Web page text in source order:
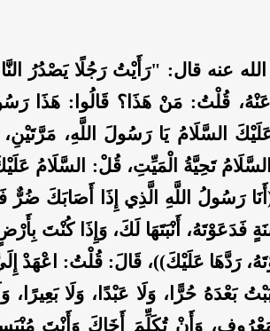
عنه قال: "رَأَيْتُ رَجُلًا يَصْدُرُ
عَنْهُ، قُلْتُ: مَنْ هَذَا؟ قَالُوا: هَذَا
السَّلَامُ يَا رَسُولَ اللَّهِ، مَرَّتَيْنِ،
تَحِيَّةُ الْمَيِّتِ، قُلْ: السَّلَامُ
رَسُولُ اللَّهِ الَّذِي إِذَا أَصَابَكَ ضُرٌّ
أَنْبَتَهَا لَكَ، وَإِذَا كُنْتَ
رَدَّهَا عَلَيْكَ))، قَالَ: قُلْتُ: اعْهَدْ
بَعْدَهُ حُرًّا، وَلَا عَبْدًا، وَلَا بَعِيرًا،
وَأَنْ تُكَلِّمَ أَخَاكَ وَأَنْتَ